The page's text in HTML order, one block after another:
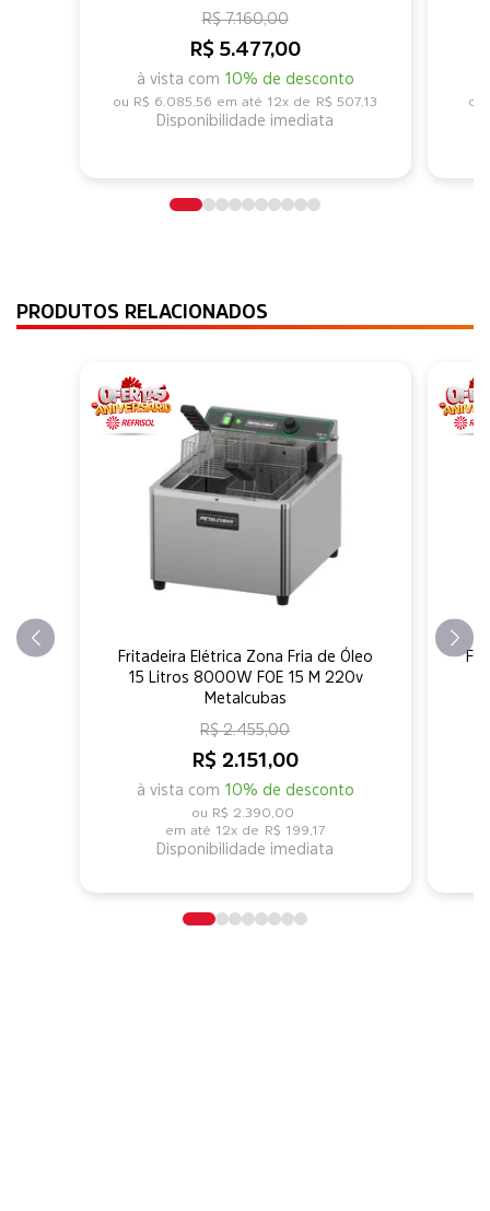
R$ 5.477,00
à vista com 10% de desconto
R$ 7.160,00
R$ 6.085,56 12x de R$ 507,13
Disponibilidade imediata
PRODUTOS RELACIONADOS
Fritadeira Elétrica Zona Fria de Óleo
15 Litros 8000W FOE 15 M 220v
Metalcubas
R$ 2.151,00
à vista com 10% de desconto
R$ 2.455,00
R$ 2.390,00
12x de R$ 199,17
Disponibilidade imediata